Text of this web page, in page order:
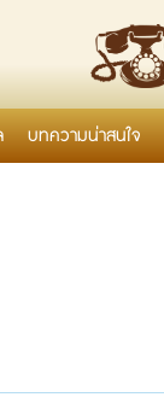
บทความน่าสนใจ